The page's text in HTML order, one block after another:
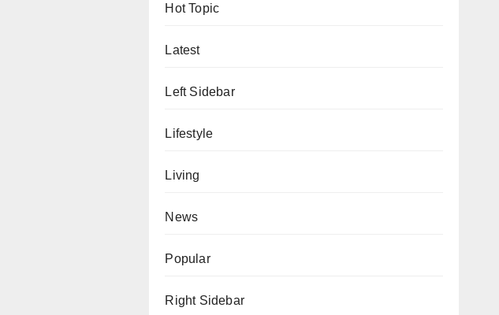
Hot Topic
Latest
Left Sidebar
Lifestyle
Living
News
Popular
Right Sidebar